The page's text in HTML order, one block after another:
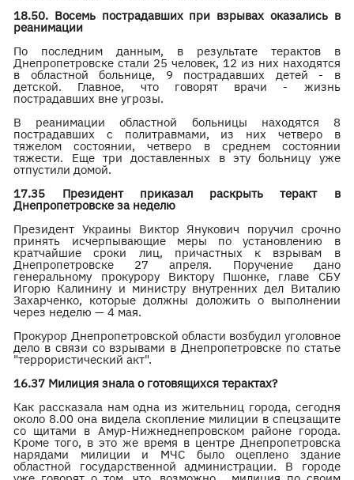
18.50. Восемь пострадавших при взрывах оказались в
реанимации
По последним данным, в результате терактов в
Днепропетровске стали 25 человек, 12 из них находятся
в областной больнице, 9 пострадавших детей - в
детской. Главное, что говорят врачи - жизнь
пострадавших вне угрозы.
В реанимации областной больницы находятся 8
пострадавших с политравмами, из них четверо в
тяжелом состоянии, четверо в среднем состоянии
тяжести. Еще три доставленных в эту больницу уже
отпустили домой.
17.35 Президент приказал раскрыть теракт в
Днепропетровске за неделю
Президент Украины Виктор Янукович поручил срочно
принять исчерпывающие меры по установлению в
кратчайшие сроки лиц, причастных к взрывам в
Днепропетровске 27 апреля. Поручение дано
генеральному прокурору Виктору Пшонке, главе СБУ
Игорю Калинину и министру внутренних дел Виталию
Захарченко, которые должны доложить о выполнении
через неделю — 4 мая.
Прокурор Днепропетровской области возбудил уголовное
дело в связи со взрывами в Днепропетровске по статье
"террористический акт".
16.37 Милиция знала о готовящихся терактах?
Как рассказала нам одна из жительниц города, сегодня
около 8.00 она видела скопление милиции в спецзащите
со щитами в Амур-Нижнеднепровском районе города.
Кроме того, в это же время в центре Днепропетровска
нарядами милиции и МЧС было оцеплено здание
областной государственной администрации. В городе